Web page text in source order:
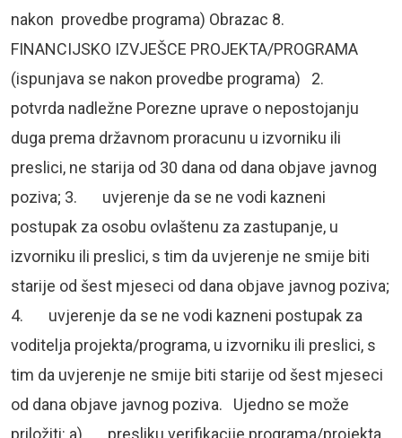
nakon provedbe programa) Obrazac 8.
FINANCIJSKO IZVJEŠCE PROJEKTA/PROGRAMA
(ispunjava se nakon provedbe programa) 2.
potvrda nadležne Porezne uprave o nepostojanju
duga prema državnom proracunu u izvorniku ili
preslici, ne starija od 30 dana od dana objave javnog
poziva; 3. uvjerenje da se ne vodi kazneni
postupak za osobu ovlaštenu za zastupanje, u
izvorniku ili preslici, s tim da uvjerenje ne smije biti
starije od šest mjeseci od dana objave javnog poziva;
4. uvjerenje da se ne vodi kazneni postupak za
voditelja projekta/programa, u izvorniku ili preslici, s
tim da uvjerenje ne smije biti starije od šest mjeseci
od dana objave javnog poziva. Ujedno se može
priložiti: a) presliku verifikacije programa/projekta